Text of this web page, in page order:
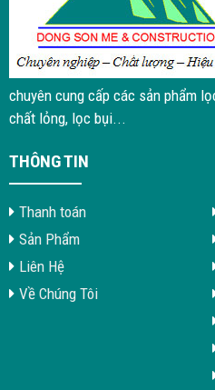
chuyên cung cấp các sản phẩm
chất lỏng, lọc bụi...
THÔNG TIN
Thanh toán
Sản Phẩm
Liên Hệ
Về Chúng Tôi